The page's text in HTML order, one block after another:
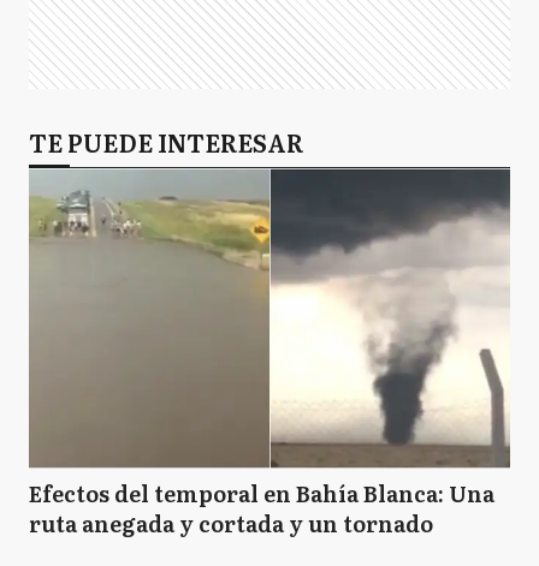
TE PUEDE INTERESAR
Efectos del temporal en Bahía Blanca: Una
ruta anegada y cortada y un tornado